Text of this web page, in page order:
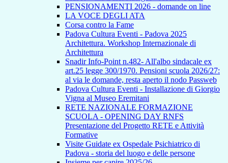
PENSIONAMENTI 2026 - domande on line
LA VOCE DEGLI ATA
Corsa contro la Fame
Padova Cultura Eventi - Padova 2025
Architettura. Workshop Internazionale di
Architettura
Snadir Info-Point n.482- All'albo sindacale ex
art.25 legge 300/1970. Pensioni scuola 2026/27:
al via le domande, resta aperto il nodo Passweb
Padova Cultura Eventi - Installazione di Giorgio
Vigna al Museo Eremitani
RETE NAZIONALE FORMAZIONE
SCUOLA - OPENING DAY RNFS
Presentazione del Progetto RETE e Attività
Formative
Visite Guidate ex Ospedale Psichiatrico di
Padova - storia del luogo e delle persone